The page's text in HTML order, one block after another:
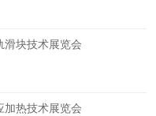
块技术展览会
热技术展览会